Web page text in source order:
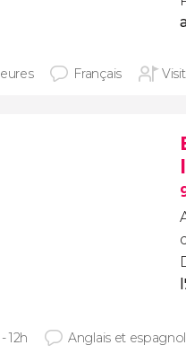
Français
12h Anglais et espagnol